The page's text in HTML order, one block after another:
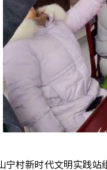
村新时代文明实践站